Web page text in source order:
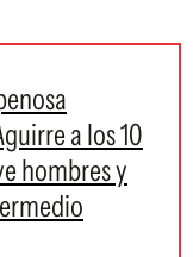
a los 10
hombres y